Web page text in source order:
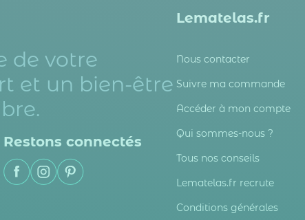
de votre
et un bien-être
Restons connectés
Lematelas.fr
Nous contacter
Suivre ma commande
Accéder à mon compte
Qui sommes-nous ?
Tous nos conseils
Lematelas.fr recrute
Conditions générales